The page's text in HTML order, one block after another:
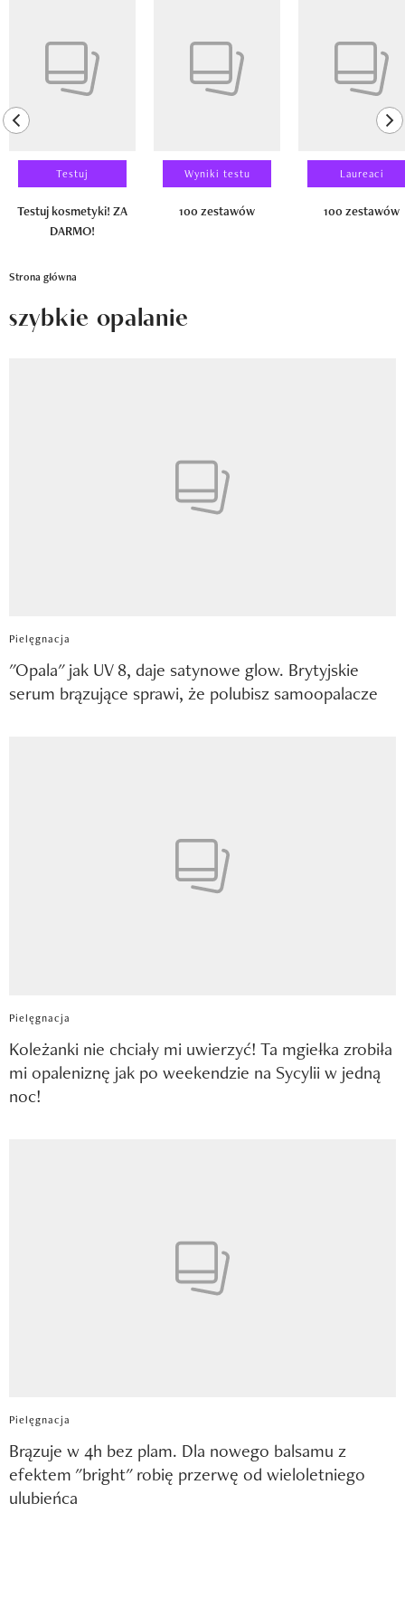
Wizaz Summer Influ School
Mój profil / Zarejestruj się
previous element
Testuj
Testuj kosmetyki! ZA
DARMO!
Wyniki testu
100 zestawów
Laureaci
100 zestawów
Strona główna
szybkie opalanie
Pielęgnacja
"Opala" jak UV 8, daje satynowe glow. Brytyjskie
serum brązujące sprawi, że polubisz samoopalacze
Pielęgnacja
Koleżanki nie chciały mi uwierzyć! Ta mgiełka zrobiła
mi opaleniznę jak po weekendzie na Sycylii w jedną
noc!
Pielęgnacja
Brązuje w 4h bez plam. Dla nowego balsamu z
efektem "bright" robię przerwę od wieloletniego
ulubieńca